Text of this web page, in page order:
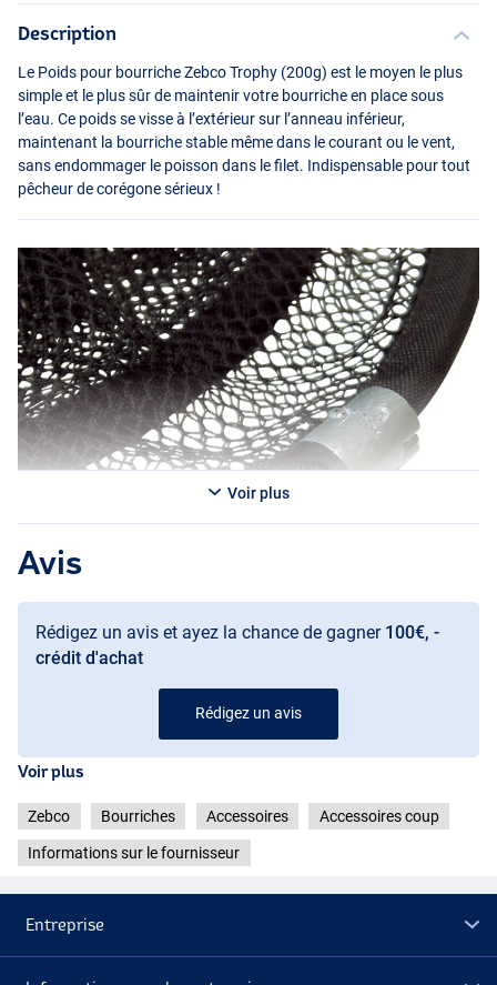
Description
Le Poids pour bourriche Zebco Trophy (200g) est le moyen le plus
simple et le plus sûr de maintenir votre bourriche en place sous
l’eau. Ce poids se visse à l’extérieur sur l’anneau inférieur,
maintenant la bourriche stable même dans le courant ou le vent,
sans endommager le poisson dans le filet. Indispensable pour tout
pêcheur de corégone sérieux !
Voir plus
Avis
Rédigez un avis et ayez la chance de gagner 100€, -
crédit d'achat
Rédigez un avis
Voir plus
Zebco Bourriches Accessoires Accessoires coup
Informations sur le fournisseur
Entreprise